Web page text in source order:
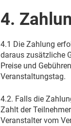
4.
4.1 Die Zahlung
daraus zusätzliche
Preise und
Veranstaltungstag.
4.2. Falls die
Zahlt der
Veranstalter vom